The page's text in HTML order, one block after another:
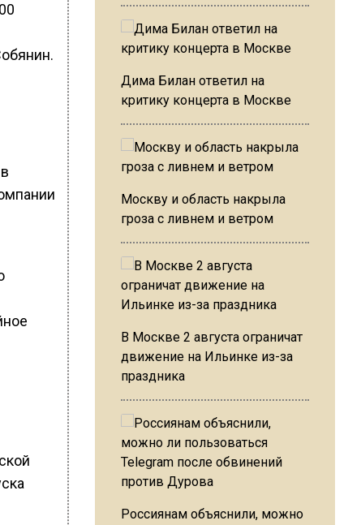
Дима Билан ответил на
критику концерта в Москве
Москву и область накрыла
гроза с ливнем и ветром
В Москве 2 августа ограничат
движение на Ильинке из-за
праздника
Россиянам объяснили, можно